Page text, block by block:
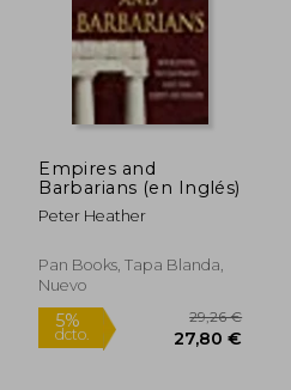
dcto. 19,00 €
Empires and
Barbarians (en Inglés)
Peter Heather
Pan Books, Tapa Blanda,
Nuevo